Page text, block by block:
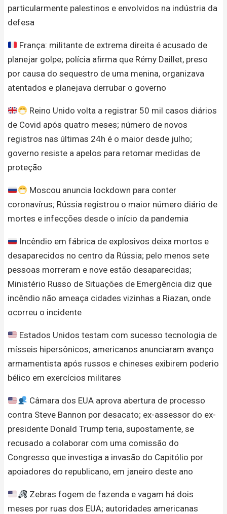
particularmente palestinos e envolvidos na indústria da
defesa
França: militante de extrema direita é acusado de
planejar golpe; polícia afirma que Rémy Daillet, preso
por causa do sequestro de uma menina, organizava
atentados e planejava derrubar o governo
Reino Unido volta a registrar 50 mil casos diários
de Covid após quatro meses; número de novos
registros nas últimas 24h é o maior desde julho;
governo resiste a apelos para retomar medidas de
proteção
Moscou anuncia lockdown para conter
coronavírus; Rússia registrou o maior número diário de
mortes e infecções desde o início da pandemia
Incêndio em fábrica de explosivos deixa mortos e
desaparecidos no centro da Rússia; pelo menos sete
pessoas morreram e nove estão desaparecidas;
Ministério Russo de Situações de Emergência diz que
incêndio não ameaça cidades vizinhas a Riazan, onde
ocorreu o incidente
Estados Unidos testam com sucesso tecnologia de
mísseis hipersônicos; americanos anunciaram avanço
armamentista após russos e chineses exibirem poderio
bélico em exercícios militares
Câmara dos EUA aprova abertura de processo
contra Steve Bannon por desacato; ex-assessor do ex-
presidente Donald Trump teria, supostamente, se
recusado a colaborar com uma comissão do
Congresso que investiga a invasão do Capitólio por
apoiadores do republicano, em janeiro deste ano
Zebras fogem de fazenda e vagam há dois
meses por ruas dos EUA; autoridades americanas